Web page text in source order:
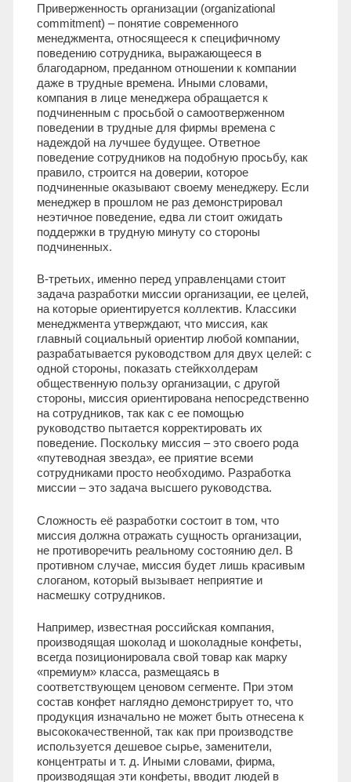
Приверженность организации (organizational
commitment) – понятие современного
менеджмента, относящееся к специфичному
поведению сотрудника, выражающееся в
благодарном, преданном отношении к компании
даже в трудные времена. Иными словами,
компания в лице менеджера обращается к
подчиненным с просьбой о самоотверженном
поведении в трудные для фирмы времена с
надеждой на лучшее будущее. Ответное
поведение сотрудников на подобную просьбу, как
правило, строится на доверии, которое
подчиненные оказывают своему менеджеру. Если
менеджер в прошлом не раз демонстрировал
неэтичное поведение, едва ли стоит ожидать
поддержки в трудную минуту со стороны
подчиненных.
В-третьих, именно перед управленцами стоит
задача разработки миссии организации, ее целей,
на которые ориентируется коллектив. Классики
менеджмента утверждают, что миссия, как
главный социальный ориентир любой компании,
разрабатывается руководством для двух целей: с
одной стороны, показать стейкхолдерам
общественную пользу организации, с другой
стороны, миссия ориентирована непосредственно
на сотрудников, так как с ее помощью
руководство пытается корректировать их
поведение. Поскольку миссия – это своего рода
«путеводная звезда», ее приятие всеми
сотрудниками просто необходимо. Разработка
миссии – это задача высшего руководства.
Сложность её разработки состоит в том, что
миссия должна отражать сущность организации,
не противоречить реальному состоянию дел. В
противном случае, миссия будет лишь красивым
слоганом, который вызывает неприятие и
насмешку сотрудников.
Например, известная российская компания,
производящая шоколад и шоколадные конфеты,
всегда позиционировала свой товар как марку
«премиум» класса, размещаясь в
соответствующем ценовом сегменте. При этом
состав конфет наглядно демонстрирует то, что
продукция изначально не может быть отнесена к
высококачественной, так как при производстве
используется дешевое сырье, заменители,
концентраты и т. д. Иными словами, фирма,
производящая эти конфеты, вводит людей в